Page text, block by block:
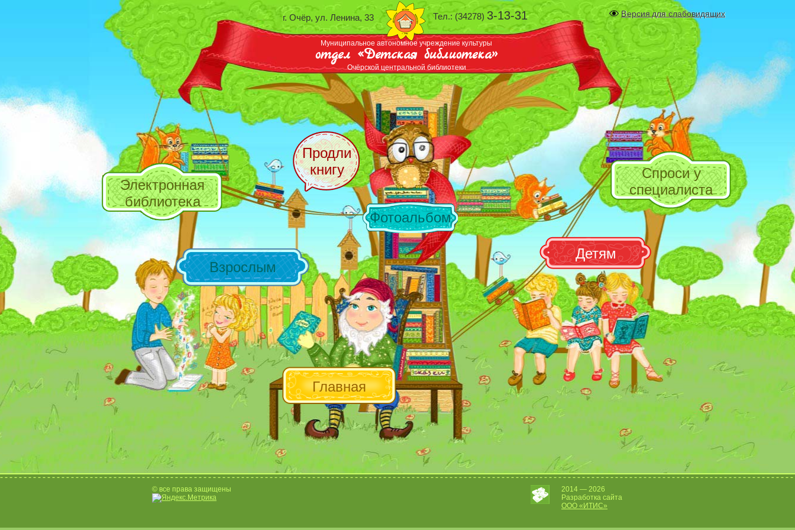
Версия для слабовидящих
Муниципальное автономное учреждение культуры
отдел «Детская библиотека»
Очёрской центральной библиотеки
г. Очёр, ул. Ленина, 33 Тел.: (34278) 3-13-31
Главная
Детям
Взрослым
Фотоальбом
Электронная
библиотека
Спроси у
специалиста
Продли
книгу
© все права защищены
2014 — 2026
Разработка сайта
OOO « ИТИС»